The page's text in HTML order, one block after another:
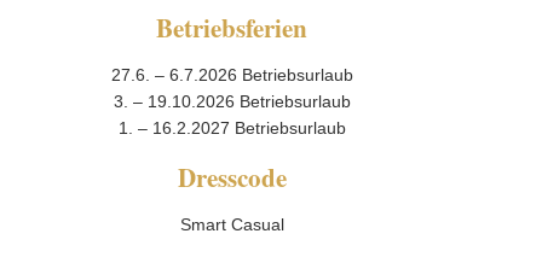
Betriebsferien
27.6. – 6.7.2026 Betriebsurlaub
3. – 19.10.2026 Betriebsurlaub
1. – 16.2.2027 Betriebsurlaub
Dresscode
Smart Casual